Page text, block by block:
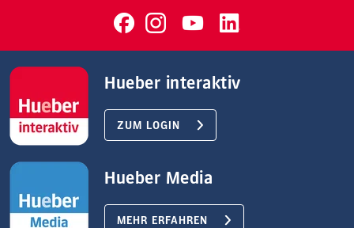
Hueber interaktiv
ZUM LOGIN
Hueber Media
MEHR ERFAHREN